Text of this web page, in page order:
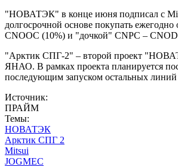
"НОВАТЭК" в конце июня подписал с
долгосрочной основе покупать
CNOOC (10%) и "дочкой" CNPC –
"Арктик СПГ-2" – второй проект
ЯНАО. В рамках проекта планируется
последующим запуском остальных линий
Источник:
ПРАЙМ
Темы:
НОВАТЭК
Арктик СПГ 2
Mitsui
JOGMEC